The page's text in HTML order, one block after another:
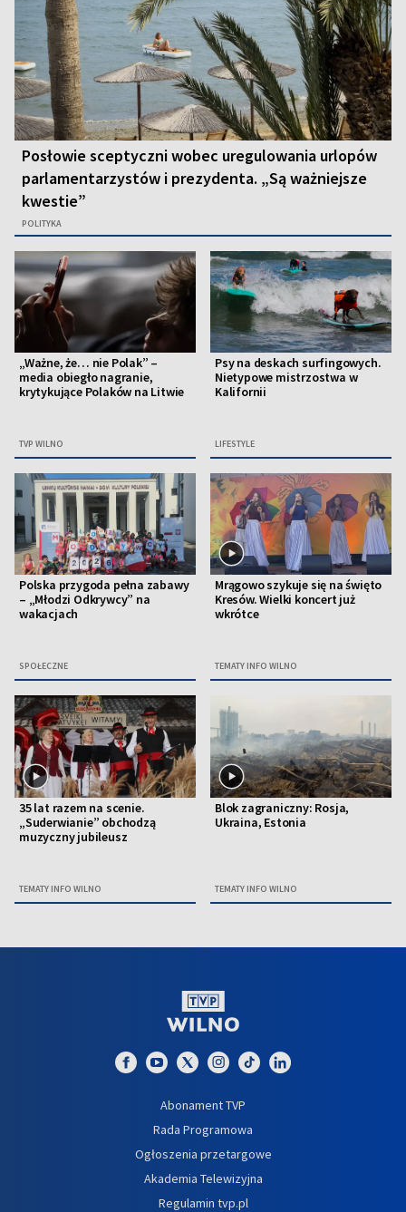
Posłowie sceptyczni wobec uregulowania urlopów
parlamentarzystów i prezydenta. „Są ważniejsze
kwestie”
POLITYKA
„Ważne, że… nie Polak” –
media obiegło nagranie,
krytykujące Polaków na Litwie
TVP WILNO
Psy na deskach surfingowych.
Nietypowe mistrzostwa w
Kalifornii
LIFESTYLE
Polska przygoda pełna zabawy
– „Młodzi Odkrywcy” na
wakacjach
SPOŁECZNE
Mrągowo szykuje się na święto
Kresów. Wielki koncert już
wkrótce
TEMATY INFO WILNO
35 lat razem na scenie.
„Suderwianie” obchodzą
muzyczny jubileusz
TEMATY INFO WILNO
Blok zagraniczny: Rosja,
Ukraina, Estonia
TEMATY INFO WILNO
Abonament TVP
Rada Programowa
Ogłoszenia przetargowe
Akademia Telewizyjna
Regulamin tvp.pl